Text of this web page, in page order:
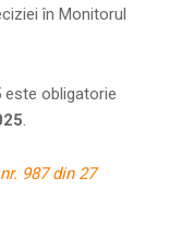
în Monitorul
este obligatorie
987 din 27